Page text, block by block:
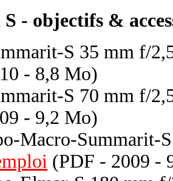
- objectifs &
S 35 mm f/
- 8,8 Mo)
S 70 mm f/
- 9,2 Mo)
Macro-Summarit-
(PDF - 2009 -